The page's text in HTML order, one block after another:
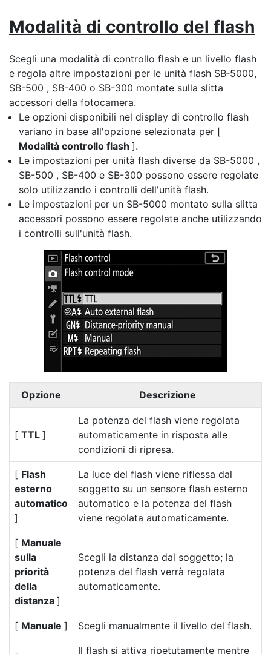
Modalità di controllo del flash
Scegli una modalità di controllo flash e un livello flash
e regola altre impostazioni per le unità flash SB‑5000,
SB-500 , SB-400 o SB-300 montate sulla slitta
accessori della fotocamera.
Le opzioni disponibili nel display di controllo flash
variano in base all'opzione selezionata per [
Modalità controllo flash ].
Le impostazioni per unità flash diverse da SB-5000 ,
SB-500 , SB-400 e SB-300 possono essere regolate
solo utilizzando i controlli dell'unità flash.
Le impostazioni per un SB-5000 montato sulla slitta
accessori possono essere regolate anche utilizzando
i controlli sull'unità flash.
Opzione Descrizione
[ TTL ]
La potenza del flash viene regolata
automaticamente in risposta alle
condizioni di ripresa.
[ Flash
esterno
automatico
]
La luce del flash viene riflessa dal
soggetto su un sensore flash esterno
automatico e la potenza del flash
viene regolata automaticamente.
[ Manuale
sulla
priorità
della
distanza ]
Scegli la distanza dal soggetto; la
potenza del flash verrà regolata
automaticamente.
[ Manuale ] Scegli manualmente il livello del flash.
Il flash si attiva ripetutamente mentre